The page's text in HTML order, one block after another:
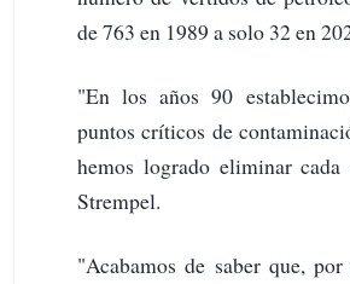
de 763 en 1989 a solo 32 en
"En los años 90
puntos críticos de
hemos logrado eliminar
Strempel.
"Acabamos de saber que,